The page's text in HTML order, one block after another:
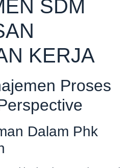
SDM
KERJA
Proses
Dalam Phk